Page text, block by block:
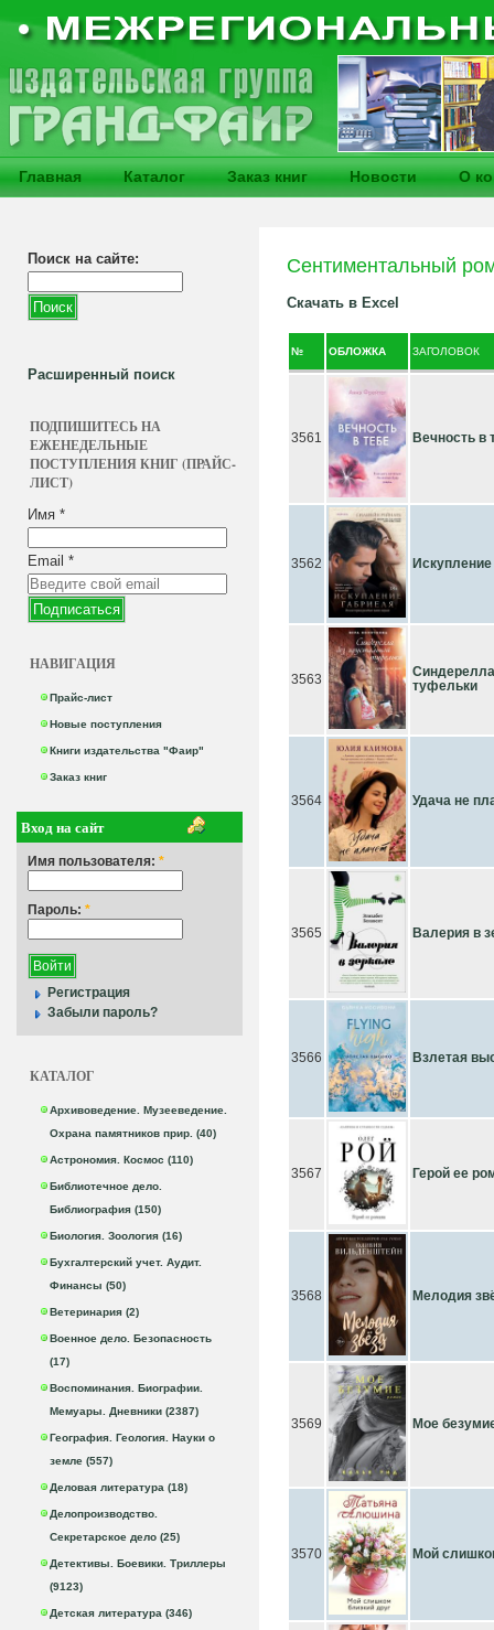
Главная Каталог Заказ книг Новости О
Поиск на сайте:
Расширенный поиск
ПОДПИШИТЕСЬ НА
ЕЖЕНЕДЕЛЬНЫЕ
ПОСТУПЛЕНИЯ КНИГ (ПРАЙС-
ЛИСТ)
Имя *
Email *
НАВИГАЦИЯ
Прайс-лист
Новые поступления
Книги издательства "Фаир"
Заказ книг
Вход на сайт
Имя пользователя: *
Пароль: *
Регистрация
Забыли пароль?
КАТАЛОГ
Архивоведение. Музееведение.
Охрана памятников прир. (40)
Астрономия. Космос (110)
Библиотечное дело.
Библиография (150)
Биология. Зоология (16)
Бухгалтерский учет. Аудит.
Финансы (50)
Ветеринария (2)
Военное дело. Безопасность
(17)
Воспоминания. Биографии.
Мемуары. Дневники (2387)
География. Геология. Науки о
земле (557)
Деловая литература (18)
Делопроизводство.
Секретарское дело (25)
Детективы. Боевики. Триллеры
(9123)
Детская литература (346)
Сентиментальный
Скачать в Excel
№ ОБЛОЖКА ЗАГОЛОВОК
3561 Вечность в
3562
3563
туфельки
3564 Удача не
3565 Валерия в
3566 Взлетая
3567 Герой ее
3568 Мелодия
3569 Мое
3570 Мой